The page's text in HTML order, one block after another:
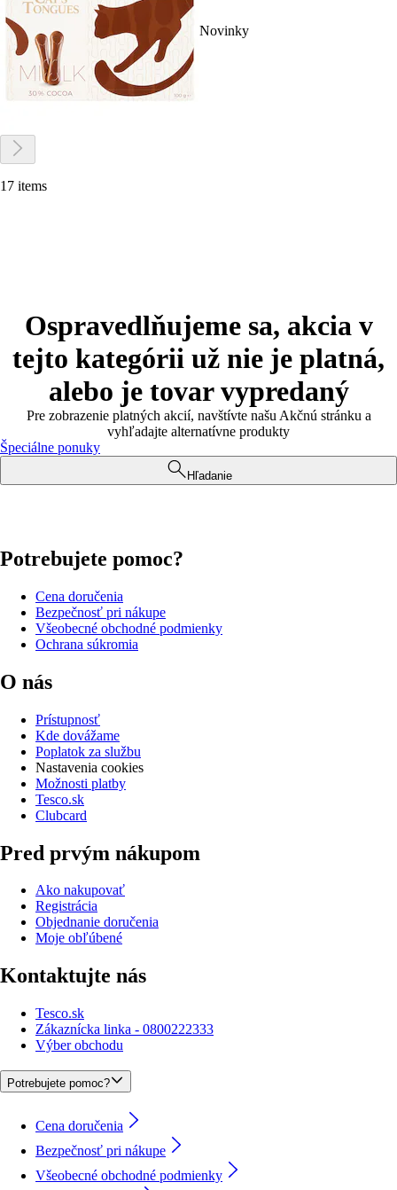
Novinky
17 items
Ospravedlňujeme sa, akcia v
tejto kategórii už nie je platná,
alebo je tovar vypredaný
Pre zobrazenie platných akcií, navštívte našu Akčnú stránku a
vyhľadajte alternatívne produkty
Špeciálne ponuky
Hľadanie
Potrebujete pomoc?
Cena doručenia
Bezpečnosť pri nákupe
Všeobecné obchodné podmienky
Ochrana súkromia
O nás
Prístupnosť
Kde dovážame
Poplatok za službu
Nastavenia cookies
Možnosti platby
Tesco.sk
Clubcard
Pred prvým nákupom
Ako nakupovať
Registrácia
Objednanie doručenia
Moje obľúbené
Kontaktujte nás
Tesco.sk
Zákaznícka linka - 0800222333
Výber obchodu
Potrebujete pomoc?
Cena doručenia
Bezpečnosť pri nákupe
Všeobecné obchodné podmienky